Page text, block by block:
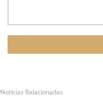
Noticias Relacionadas